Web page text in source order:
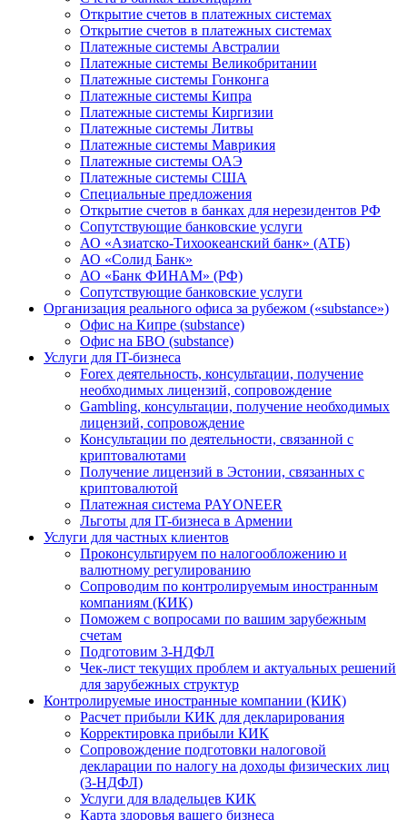
Открытие счетов в платежных системах
Открытие счетов в платежных системах
Платежные системы Австралии
Платежные системы Великобритании
Платежные системы Гонконга
Платежные системы Кипра
Платежные системы Киргизии
Платежные системы Литвы
Платежные системы Маврикия
Платежные системы ОАЭ
Платежные системы США
Специальные предложения
Открытие счетов в банках для нерезидентов РФ
Сопутствующие банковские услуги
АО «Азиатско-Тихоокеанский банк» (АТБ)
АО «Солид Банк»
АО «Банк ФИНАМ» (РФ)
Сопутствующие банковские услуги
Организация реального офиса за рубежом («substance»)
Офис на Кипре (substance)
Офис на БВО (substance)
Услуги для IT-бизнеса
Forex деятельность, консультации, получение
необходимых лицензий, сопровождение
Gambling, консультации, получение необходимых
лицензий, сопровождение
Консультации по деятельности, связанной с
криптовалютами
Получение лицензий в Эстонии, связанных с
криптовалютой
Платежная система PAYONEER
Льготы для IT-бизнеса в Армении
Услуги для частных клиентов
Проконсультируем по налогообложению и
валютному регулированию
Сопроводим по контролируемым иностранным
компаниям (КИК)
Поможем с вопросами по вашим зарубежным
счетам
Подготовим 3-НДФЛ
Чек-лист текущих проблем и актуальных решений
для зарубежных структур
Контролируемые иностранные компании (КИК)
Расчет прибыли КИК для декларирования
Корректировка прибыли КИК
Сопровождение подготовки налоговой
декларации по налогу на доходы физических лиц
(3-НДФЛ)
Услуги для владельцев КИК
Карта здоровья вашего бизнеса